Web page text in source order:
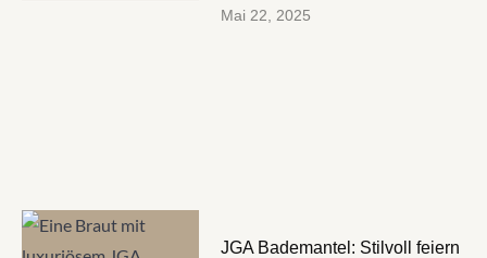
Mai 22, 2025
JGA Bademantel: Stilvoll feiern